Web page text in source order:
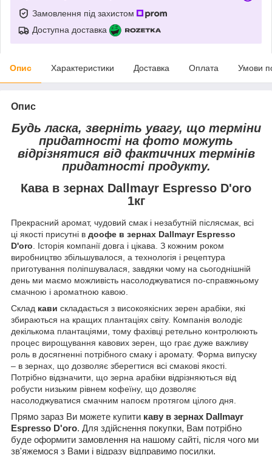
Замовлення під захистом
Доступна доставка
Опис Характеристики Доставка Оплата Умови
Опис
Будь ласка, зверніть увагу, що терміни
придатності на фото можуть
відрізнятися від фактичних термінів
придатності продукту.
Кава в зернах Dallmayr Espresso D'oro
1кг
Прекрасний аромат, чудовий смак і незабутній післясмак, всі
ці якості присутні в доофе в зернах Dallmayr Espresso
D'oro . Історія компанії довга і цікава. З кожним роком
виробництво збільшувалося, а технологія і рецептура
приготування поліпшувалася, завдяки чому на сьогоднішній
день ми маємо можливість насолоджуватися по-справжньому
смачною і ароматною кавою.
Склад кави складається з високоякісних зерен арабіки, які
збираються на кращих плантаціях світу. Компанія володіє
декількома плантаціями, тому фахівці ретельно контролюють
процес вирощування кавових зерен, що грає дуже важливу
роль в досягненні потрібного смаку і аромату. Форма випуску
– в зернах, що дозволяє зберегтися всі смакові якості.
Потрібно відзначити, що зерна арабіки відрізняються від
робусти низьким рівнем кофеїну, що дозволяє
насолоджуватися смачним напоєм протягом цілого дня.
Прямо зараз Ви можете купити каву в зернах Dallmayr
Espresso D'oro. Для здійснення покупки, Вам потрібно
буде оформити замовлення на нашому сайті, після чого ми
зв'яжемося з Вами і відразу відправимо посилки.